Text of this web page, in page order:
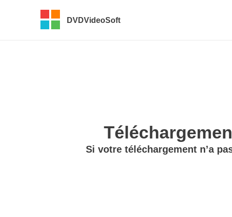
DVDVideoSoft
Si votre téléchargement n’a